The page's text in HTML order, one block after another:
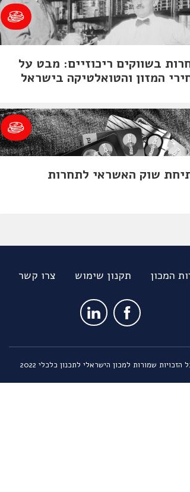
בשווקים ריכוזיים: מבט על
המזון והטואלטיקה בישראל
שוק האשראי לתחרות
צרו קשר תקנון שימוש המכון